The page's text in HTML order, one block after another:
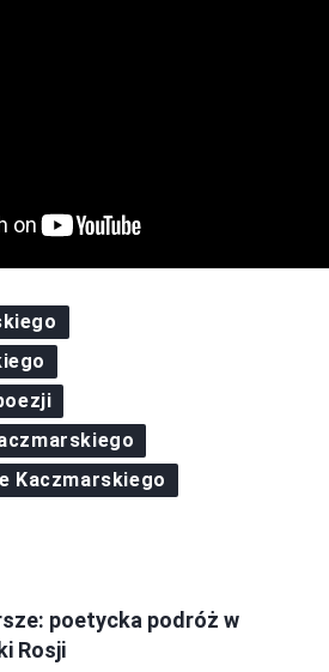
Kaczmarskiego
poetycka podróż w
Rosji